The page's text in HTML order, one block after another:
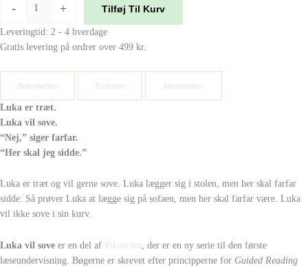
- + Tilføj Til Kurv
Leveringtid: 2 - 4 hverdage
Gratis levering på ordrer over 499 kr.
Beksrivelse Forfatter Anmeldelser
Luka er træt.
Luka vil sove.
“Nej,” siger farfar.
“Her skal jeg sidde.”
Luka er træt og vil gerne sove. Luka lægger sig i stolen, men her skal farfar
sidde. Så prøver Luka at lægge sig på sofaen, men her skal farfar være. Luka
vil ikke sove i sin kurv.
Luka vil sove er en del af Pil-serien, der er en ny serie til den første
læseundervisning. Bøgerne er skrevet efter principperne for Guided Reading